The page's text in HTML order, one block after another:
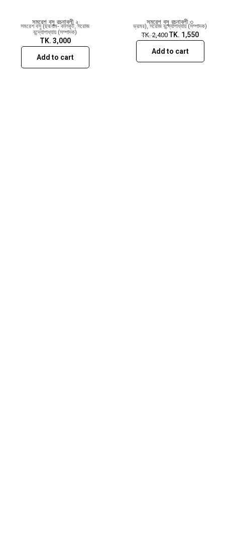
সমরেশ বসু রচনাবলী ২
সমরেশ বসু (ছদ্মনাম- কালকূট, সরোজ
বন্দ্যোপাধ্যায় (সম্পাদক)
TK. 3,000
Add to cart
সমরেশ বসু রচনাবলী ৩
ভ্রমর),সরোজ বন্দ্যোপাধ্যায় (সম্পাদক)
TK.2,400 TK. 1,550
Add to cart